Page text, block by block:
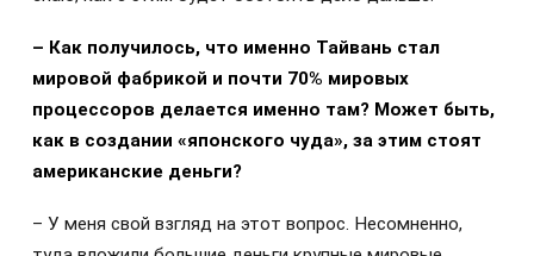
– Как получилось, что именно Тайвань стал
мировой фабрикой и почти 70% мировых
процессоров делается именно там? Может быть,
как в создании «японского чуда», за этим стоят
американские деньги?
– У меня свой взгляд на этот вопрос. Несомненно,